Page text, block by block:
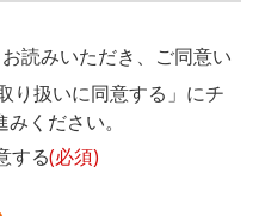
読みいただき、ご同意い
り扱いに同意する」にチ
ください。
する(必須)